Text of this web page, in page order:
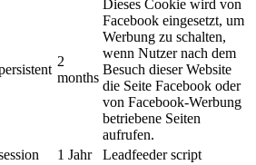
2
months
Dieses Cookie wird von
Facebook eingesetzt, um
Werbung zu schalten,
wenn Nutzer nach dem
Besuch dieser Website
die Seite Facebook oder
von Facebook-Werbung
betriebene Seiten
aufrufen.
1 Jahr Leadfeeder script